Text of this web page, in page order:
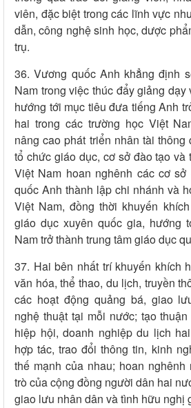
viên, đặc biệt trong các lĩnh vực
dẫn, công nghệ sinh học, dược
trụ.
36. Vương quốc Anh khẳng định
Nam trong việc thúc đẩy giảng
hướng tới mục tiêu đưa tiếng Anh
hai trong các trường học Việt
nâng cao phát triển nhân tài
tổ chức giáo dục, cơ sở đào tạo và
Việt Nam hoan nghênh các cơ
quốc Anh thành lập chi nhánh và
Việt Nam, đồng thời khuyến
giáo dục xuyên quốc gia, hướng
Nam trở thành trung tâm giáo dục
37. Hai bên nhất trí khuyến khích
văn hóa, thể thao, du lịch, truyền
các hoạt động quảng bá, giao
nghệ thuật tại mỗi nước; tạo
hiệp hội, doanh nghiệp du lịch
hợp tác, trao đổi thông tin, kinh
thế mạnh của nhau; hoan
trò của cộng đồng người dân hai
giao lưu nhân dân và tình hữu nghị